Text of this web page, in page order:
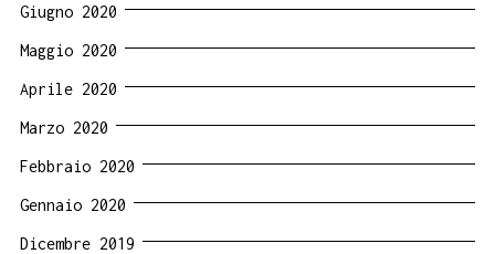
Giugno 2020
Maggio 2020
Aprile 2020
Marzo 2020
Febbraio 2020
Gennaio 2020
Dicembre 2019